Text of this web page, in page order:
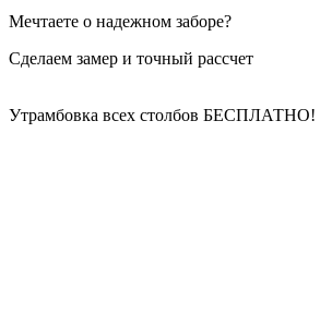
Мечтаете о надежном заборе?
Сделаем замер и точный рассчет
Утрамбовка всех столбов БЕСПЛАТНО!